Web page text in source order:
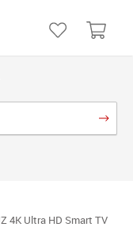
4K Ultra HD Smart TV